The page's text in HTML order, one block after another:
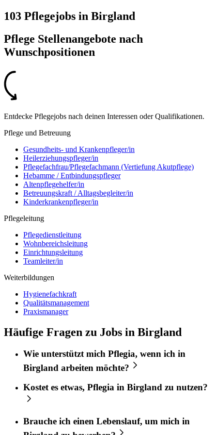
103 Pflegejobs in Birgland
Pflege Stellenangebote nach
Wunschpositionen
Entdecke Pflegejobs nach deinen Interessen oder Qualifikationen.
Pflege und Betreuung
Gesundheits- und Krankenpfleger/in
Heilerziehungspfleger/in
Pflegefachfrau/Pflegefachmann (Vertiefung Akutpflege)
Hebamme / Entbindungspfleger
Altenpflegehelfer/in
Betreuungskraft / Alltagsbegleiter/in
Kinderkrankenpfleger/in
Pflegeleitung
Pflegedienstleitung
Wohnbereichsleitung
Einrichtungsleitung
Teamleiter/in
Weiterbildungen
Hygienefachkraft
Qualitätsmanagement
Praxismanager
Häufige Fragen zu Jobs in Birgland
Wie unterstützt mich Pflegia, wenn ich in
Birgland arbeiten möchte?
Kostet es etwas, Pflegia in Birgland zu nutzen?
Brauche ich einen Lebenslauf, um mich in